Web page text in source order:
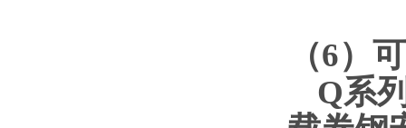
（6）
Q系